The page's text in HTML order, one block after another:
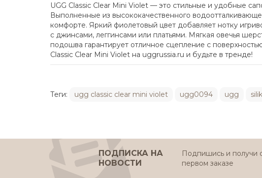
UGG Classic Clear Mini Violet — это стильные и удобные
Выполненные из высококачественного
комфорте. Яркий фиолетовый цвет добавляет нотку
с джинсами, леггинсами или платьями. Мягкая овечья
подошва гарантирует отличное сцепление с
Classic Clear Mini Violet на uggrussia.ru и будьте в тренде!
Теги: ugg classic clear mini violet ugg0094 ugg
ПОДПИСКА НА
НОВОСТИ
Подпишись и получи
первом заказе